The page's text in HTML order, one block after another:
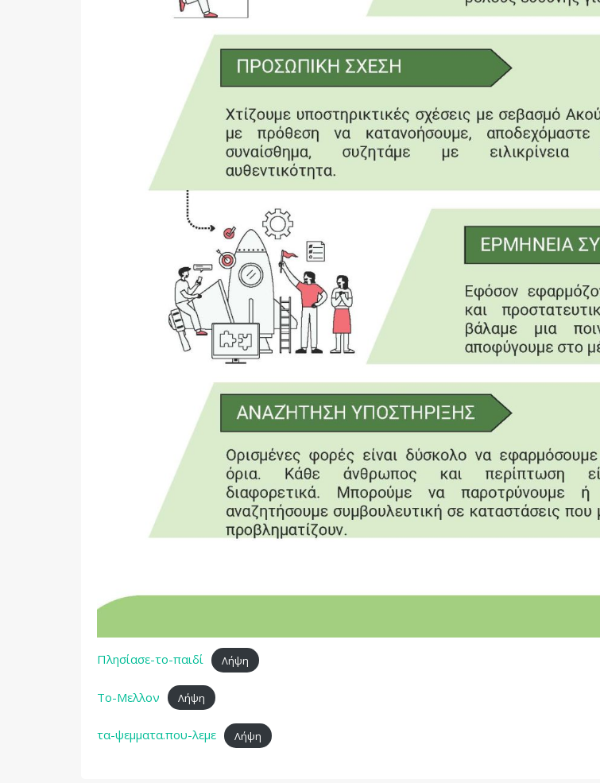
Πλησίασε-το-παιδί Λήψη
To-Μελλον Λήψη
τα-ψεμματα.που-λεμε Λήψη